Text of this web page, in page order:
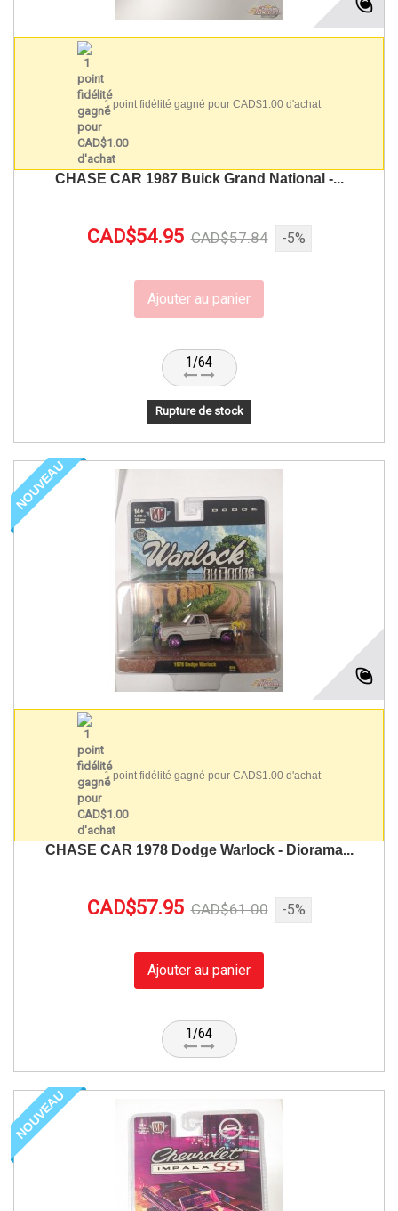
1 point fidélité gagné pour CAD$1.00 d'achat
CHASE CAR 1987 Buick Grand National -...
CAD$54.95 CAD$57.84 -5%
Ajouter au panier
1/64
Rupture de stock
NOUVEAU
1 point fidélité gagné pour CAD$1.00 d'achat
CHASE CAR 1978 Dodge Warlock - Diorama...
CAD$57.95 CAD$61.00 -5%
Ajouter au panier
1/64
NOUVEAU